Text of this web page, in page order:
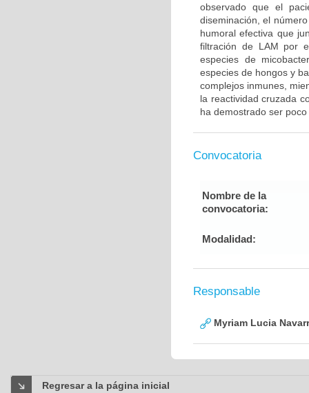
observado que el
diseminación, el
humoral efectiva que
filtración de LAM por
especies de
especies de hongos y
complejos inmunes,
la reactividad cruzada
ha demostrado ser
Convocatoria
Nombre de la
convocatoria:
Modalidad:
Responsable
Myriam Lucia
Regresar a la página inicial